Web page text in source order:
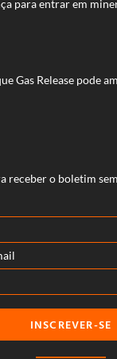
para entrar em
Gas Release pode
receber o boletim
INSCREVER-SE